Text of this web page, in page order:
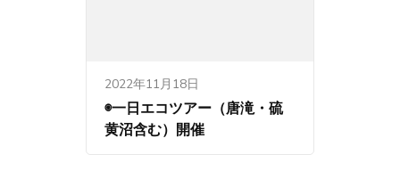
2022年11月18日
◉一日エコツアー（唐滝・硫
黄沼含む）開催